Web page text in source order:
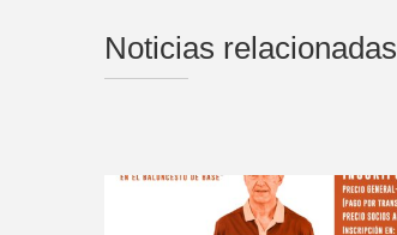
Noticias relacionadas